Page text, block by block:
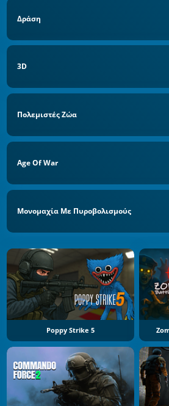
Δράση
3D
Πολεμιστές Ζώα
Age Of War
Μονομαχία Με Πυροβολισμούς
Poppy Strike 5